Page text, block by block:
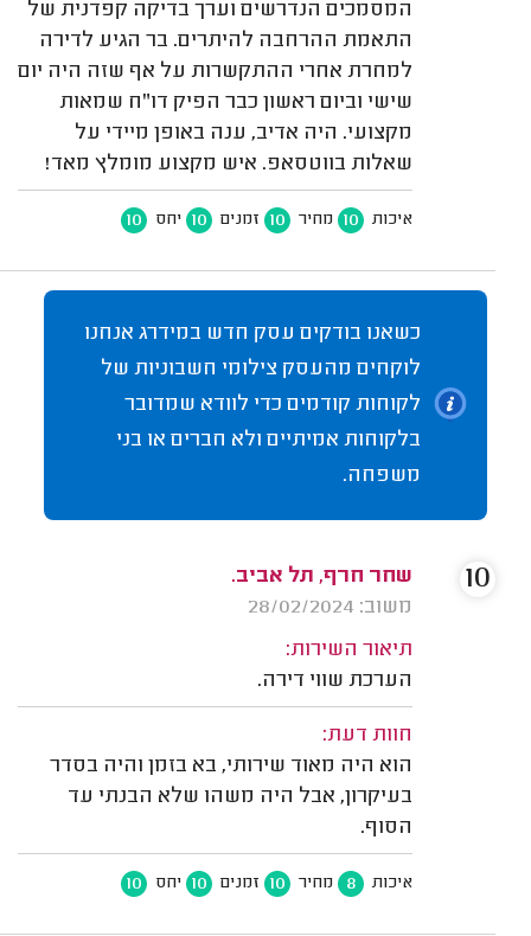
המסמכים הנדרשים וערך בדיקה קפדנית של
התאמת ההרחבה להיתרים. בר הגיע לדירה
למחרת אחרי ההתקשרות על אף שזה היה יום
שישי וביום ראשון כבר הפיק דו"ח שמאות
מקצועי. היה אדיב, ענה באופן מיידי על
שאלות בווטסאפ. איש מקצוע מומלץ מאד!
איכות 10 מחיר 10 זמנים 10 יחס 10
כשאנו בודקים עסק חדש במידרג אנחנו
לוקחים מהעסק צילומי חשבוניות של
לקוחות קודמים כדי לוודא שמדובר
בלקוחות אמיתיים ולא חברים או בני
משפחה.
שחר חרף, תל אביב.
משוב: 28/02/2024
תיאור השירות:
הערכת שווי דירה.
חוות דעת:
הוא היה מאוד שירותי, בא בזמן והיה בסדר
בעיקרון, אבל היה משהו שלא הבנתי עד
הסוף.
איכות 8 מחיר 10 זמנים 10 יחס 10
10